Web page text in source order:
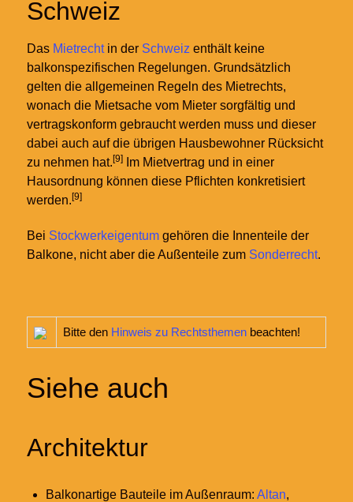
Schweiz
Das Mietrechtin der Schweiz enthält keine
balkonspezifischen Regelungen. Grundsätzlich
gelten die allgemeinen Regeln des Mietrechts,
wonach die Mietsache vom Mieter sorgfältig und
vertragskonform gebraucht werden muss und dieser
dabei auch auf die übrigen Hausbewohner Rücksicht
zu nehmen hat. [9]
Im Mietvertrag und in einer
Hausordnung können diese Pflichten konkretisiert
werden. [9]
Bei Stockwerkeigentum gehören die Innenteile der
Balkone, nicht aber die Außenteile zum Sonderrecht.
Bitte den Hinweis zu Rechtsthemen beachten!
Siehe auch
Architektur
Balkonartige Bauteile im Außenraum: Altan,